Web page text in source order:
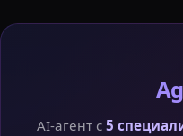
AI-агент с 5